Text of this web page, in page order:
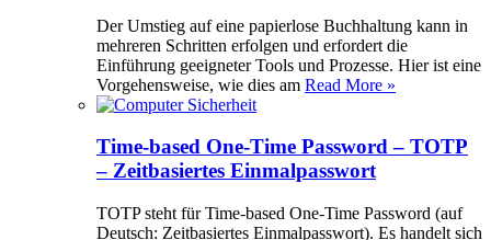
Der Umstieg auf eine papierlose Buchhaltung kann in
mehreren Schritten erfolgen und erfordert die
Einführung geeigneter Tools und Prozesse. Hier ist eine
Vorgehensweise, wie dies am Read More »
Time-based One-Time Password – TOTP
– Zeitbasiertes Einmalpasswort
TOTP steht für Time-based One-Time Password (auf
Deutsch: Zeitbasiertes Einmalpasswort). Es handelt sich